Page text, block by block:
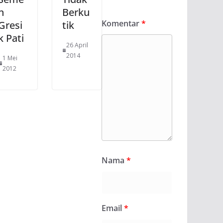
Pati
1 Mei
2012
Berku
tik
26 April
2014
Komentar*
Nama *
Email*